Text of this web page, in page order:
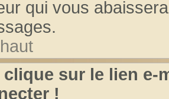
qui vous
sur le lien e-
!